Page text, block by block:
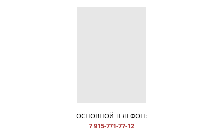
ОСНОВНОЙ ТЕЛЕФОН:
7 915-771-77-12